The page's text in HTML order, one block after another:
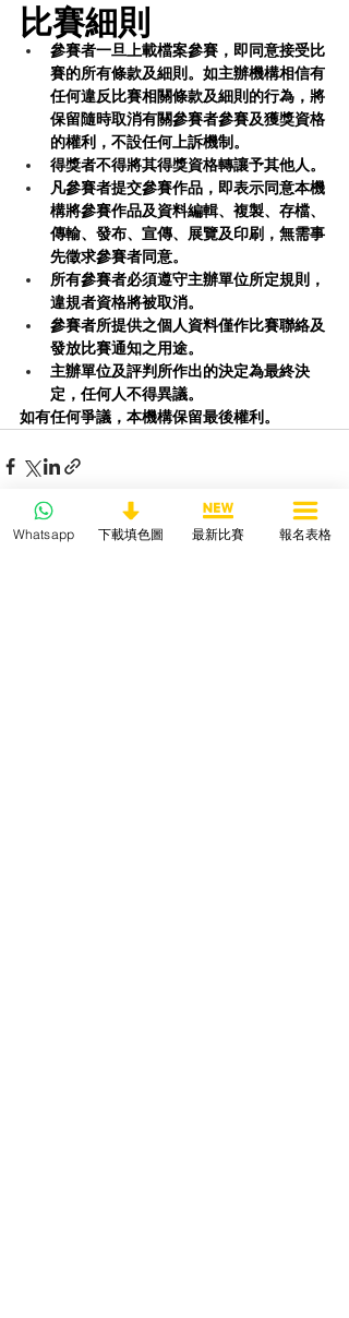
比賽細則
參賽者一旦上載檔案參賽，即同意接受比
賽的所有條款及細則。如主辦機構相信有
任何違反比賽相關條款及細則的行為，將
保留隨時取消有關參賽者參賽及獲獎資格
的權利，不設任何上訴機制。
得獎者不得將其得獎資格轉讓予其他人。
凡參賽者提交參賽作品，即表示同意本機
構將參賽作品及資料編輯、複製、存檔、
傳輸、發布、宣傳、展覽及印刷，無需事
先徵求參賽者同意。
所有參賽者必須遵守主辦單位所定規則，
違規者資格將被取消。
參賽者所提供之個人資料僅作比賽聯絡及
發放比賽通知之用途。
主辦單位及評判所作出的決定為最終決
定，任何人不得異議。
如有任何爭議，本機構保留最後權利。
最新文章 查看全部
Whatsapp 下載填色圖 最新比賽 報名表格